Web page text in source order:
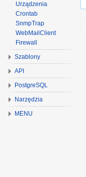
Urządzenia
Crontab
SnmpTrap
WebMailClient
Firewall
Szablony
API
PostgreSQL
Narzędzia
MENU